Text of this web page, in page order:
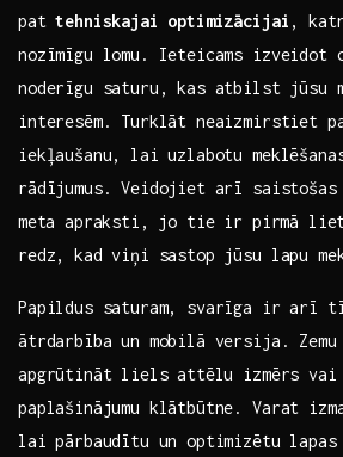
pattehniskajai optimizācijai ,⁣
nozīmīgu lomu. Ieteicams izveidot
noderīgu saturu, kas‌ atbilst jūsu
interesēm. Turklāt neaizmirstiet
iekļaušanu, lai uzlabotu
rādījumus. Veidojiet arī‌ saistošas⁢
⁤meta apraksti, jo tie ir ​pirmā
redz, kad viņi sastop jūsu lapu
Papildus saturam, svarīga ir arī
ātrdarbība un mobilā​ versija.
apgrūtināt liels‌ attēlu izmērs vai
paplašinājumu klātbūtne. Varat
​lai pārbaudītu un optimizētu